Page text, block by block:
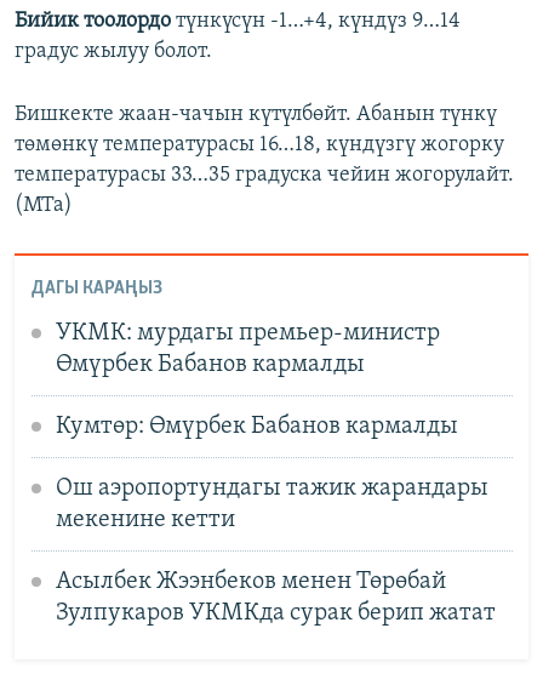
Бийик тоолордо түнкүсүн -1…+4, күндүз 9…14
градус жылуу болот.
Бишкекте жаан-чачын күтүлбөйт. Абанын түнкү
төмөнкү температурасы 16…18, күндүзгү жогорку
температурасы 33…35 градуска чейин жогорулайт.
(МТа)
ДАГЫ КАРАҢЫЗ
УКМК: мурдагы премьер-министр
Өмүрбек Бабанов кармалды
Кумтөр: Өмүрбек Бабанов кармалды
Ош аэропортундагы тажик жарандары
мекенине кетти
Асылбек Жээнбеков менен Төрөбай
Зулпукаров УКМКда сурак берип жатат